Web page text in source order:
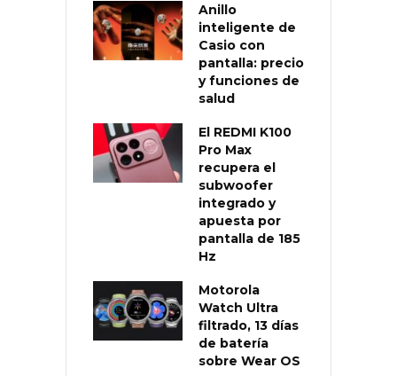
Anillo
inteligente de
Casio con
pantalla: precio
y funciones de
salud
El REDMI K100
Pro Max
recupera el
subwoofer
integrado y
apuesta por
pantalla de 185
Hz
Motorola
Watch Ultra
filtrado, 13 días
de batería
sobre Wear OS